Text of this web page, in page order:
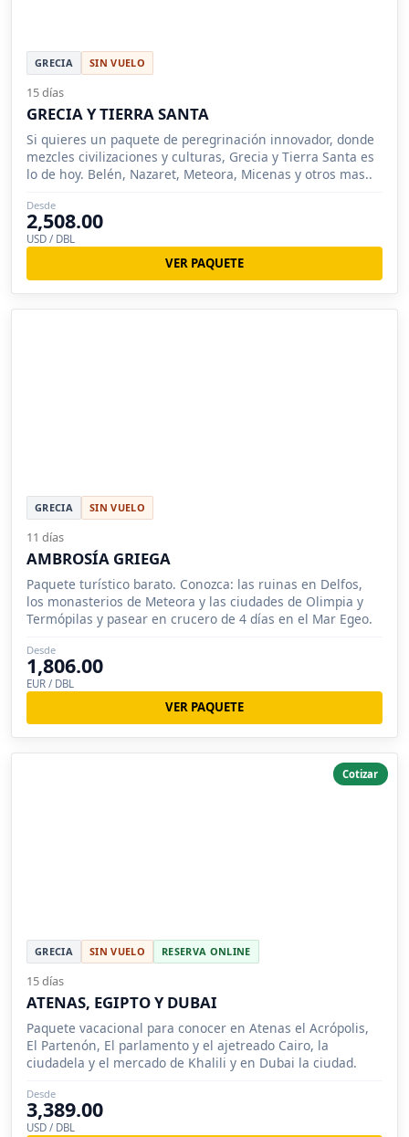
GRECIA SIN VUELO
15 días
GRECIA Y TIERRA SANTA
Si quieres un paquete de peregrinación innovador, donde
mezcles civilizaciones y culturas, Grecia y Tierra Santa es
lo de hoy. Belén, Nazaret, Meteora, Micenas y otros mas..
Desde
2,508.00
USD / DBL
VER PAQUETE
GRECIA SIN VUELO
11 días
AMBROSÍA GRIEGA
Paquete turístico barato. Conozca: las ruinas en Delfos,
los monasterios de Meteora y las ciudades de Olimpia y
Termópilas y pasear en crucero de 4 días en el Mar Egeo.
Desde
1,806.00
EUR / DBL
VER PAQUETE
Cotizar
GRECIA SIN VUELO RESERVA ONLINE
15 días
ATENAS, EGIPTO Y DUBAI
Paquete vacacional para conocer en Atenas el Acrópolis,
El Partenón, El parlamento y el ajetreado Cairo, la
ciudadela y el mercado de Khalili y en Dubai la ciudad.
Desde
3,389.00
USD / DBL